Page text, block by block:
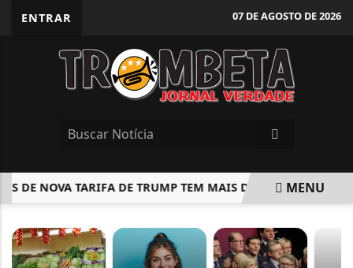
ENTRAR 07 DE AGOSTO DE 2026
DE NOVA TARIFA DE TRUMP TEM MAIS DE 2.100 ITENS E
MENU